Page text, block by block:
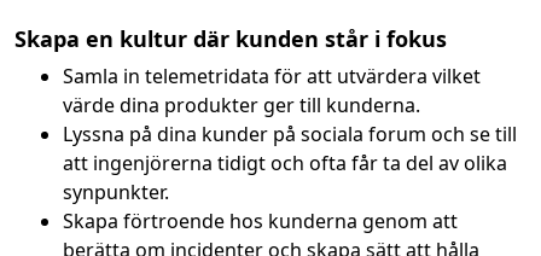
Skapa en kultur där kunden står i fokus
Samla in telemetridata för att utvärdera vilket
värde dina produkter ger till kunderna.
Lyssna på dina kunder på sociala forum och se till
att ingenjörerna tidigt och ofta får ta del av olika
synpunkter.
Skapa förtroende hos kunderna genom att
berätta om incidenter och skapa sätt att hålla